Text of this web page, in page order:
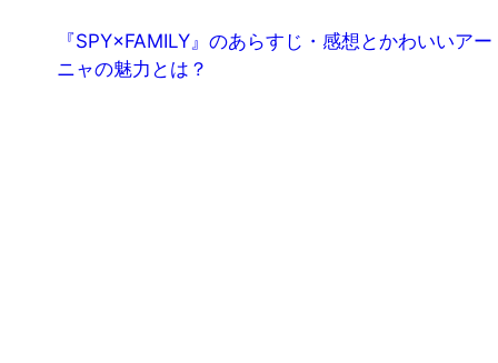
『SPY×FAMILY』のあらすじ・感想とかわいいアー
ニャの魅力とは？